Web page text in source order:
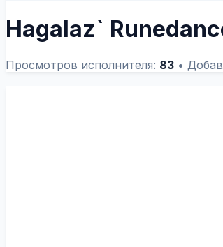
Hagalaz`
Просмотров исполнителя: 83 •